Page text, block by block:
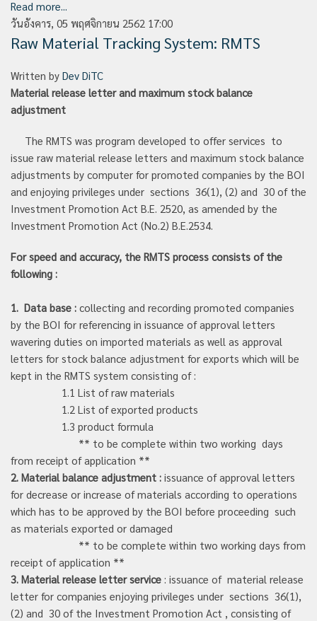
Read more...
วันอังคาร, 05 พฤศจิกายน 2562 17:00
Raw Material Tracking System: RMTS
Written by Dev DiTC
Material release letter and maximum stock balance
adjustment
The RMTS was program developed to offer services to
issue raw material release letters and maximum stock balance
adjustments by computer for promoted companies by the BOI
and enjoying privileges under sections 36(1), (2) and 30 of the
Investment Promotion Act B.E. 2520, as amended by the
Investment Promotion Act (No.2) B.E.2534.
For speed and accuracy, the RMTS process consists of the
following :
1. Data base : collecting and recording promoted companies
by the BOI for referencing in issuance of approval letters
wavering duties on imported materials as well as approval
letters for stock balance adjustment for exports which will be
kept in the RMTS system consisting of :
1.1 List of raw materials
1.2 List of exported products
1.3 product formula
** to be complete within two working days
from receipt of application **
2. Material balance adjustment : issuance of approval letters
for decrease or increase of materials according to operations
which has to be approved by the BOI before proceeding such
as materials exported or damaged
** to be complete within two working days from
receipt of application **
3. Material release letter service : issuance of material release
letter for companies enjoying privileges under sections 36(1),
(2) and 30 of the Investment Promotion Act , consisting of